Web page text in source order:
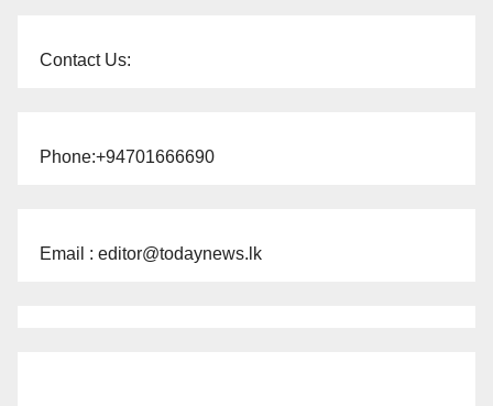
Contact Us:
Phone:+94701666690
Email : editor@todaynews.lk